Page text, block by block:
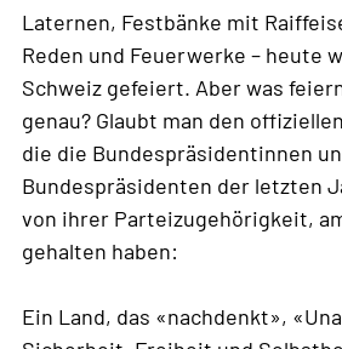
Laternen, Festbänke mit
Reden und Feuerwerke – heute
Schweiz gefeiert. Aber was
genau? Glaubt man den
die die Bundespräsidentinnen
Bundespräsidenten der letzten
von ihrer Parteizugehörigkeit,
gehalten haben:
Ein Land, das «nachdenkt»,